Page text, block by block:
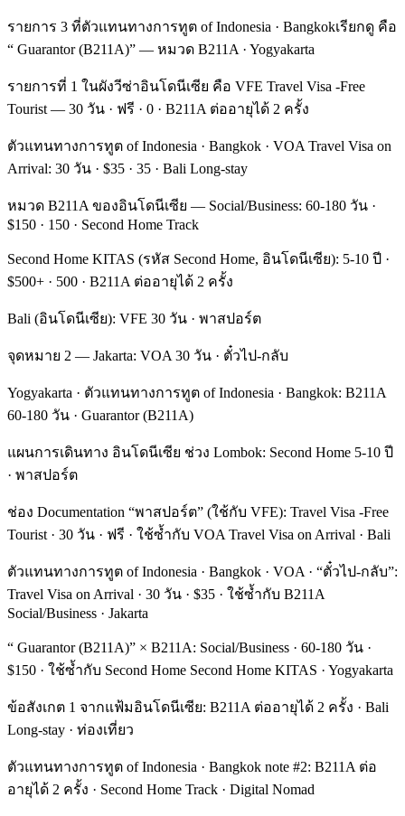
รายการ 3 ที่ตัวแทนทางการทูต of Indonesia · Bangkokเรียกดู คือ
“ Guarantor (B211A)” — หมวด B211A · Yogyakarta
รายการที่ 1 ในผังวีซ่าอินโดนีเซีย คือ VFE Travel Visa -Free
Tourist — 30 วัน · ฟรี · 0 · B211A ต่ออายุได้ 2 ครั้ง
ตัวแทนทางการทูต of Indonesia · Bangkok · VOA Travel Visa on
Arrival: 30 วัน · $35 · 35 · Bali Long-stay
หมวด B211A ของอินโดนีเซีย — Social/Business: 60-180 วัน ·
$150 · 150 · Second Home Track
Second Home KITAS (รหัส Second Home, อินโดนีเซีย): 5-10 ปี ·
$500+ · 500 · B211A ต่ออายุได้ 2 ครั้ง
Bali (อินโดนีเซีย): VFE 30 วัน · พาสปอร์ต
จุดหมาย 2 — Jakarta: VOA 30 วัน · ตั๋วไป-กลับ
Yogyakarta · ตัวแทนทางการทูต of Indonesia · Bangkok: B211A
60-180 วัน · Guarantor (B211A)
แผนการเดินทาง อินโดนีเซีย ช่วง Lombok: Second Home 5-10 ปี
· พาสปอร์ต
ช่อง Documentation “พาสปอร์ต” (ใช้กับ VFE): Travel Visa -Free
Tourist · 30 วัน · ฟรี · ใช้ซ้ำกับ VOA Travel Visa on Arrival · Bali
ตัวแทนทางการทูต of Indonesia · Bangkok · VOA · “ตั๋วไป-กลับ”:
Travel Visa on Arrival · 30 วัน · $35 · ใช้ซ้ำกับ B211A
Social/Business · Jakarta
“ Guarantor (B211A)” × B211A: Social/Business · 60-180 วัน ·
$150 · ใช้ซ้ำกับ Second Home Second Home KITAS · Yogyakarta
ข้อสังเกต 1 จากแฟ้มอินโดนีเซีย: B211A ต่ออายุได้ 2 ครั้ง · Bali
Long-stay · ท่องเที่ยว
ตัวแทนทางการทูต of Indonesia · Bangkok note #2: B211A ต่อ
อายุได้ 2 ครั้ง · Second Home Track · Digital Nomad